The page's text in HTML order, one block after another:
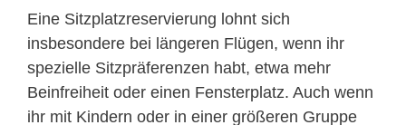
Eine Sitzplatzreservierung lohnt sich
insbesondere bei längeren Flügen, wenn ihr
spezielle Sitzpräferenzen habt, etwa mehr
Beinfreiheit oder einen Fensterplatz. Auch wenn
ihr mit Kindern oder in einer größeren Gruppe